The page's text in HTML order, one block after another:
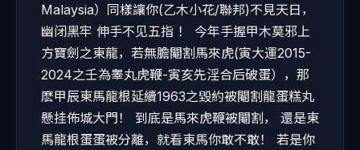
Malaysia）同樣讓你(乙木小花/聯邦)不見天日，
幽闭黑牢 伸手不见五指 ！ 今年手握甲木莫邪上
方寶劍之東龍，若無膽閹割馬來虎(寅大運2015-
2024之壬為睾丸虎鞭-寅亥先淫合后破蛋），那
麽甲辰東馬龍根延續1963之毀約被閹割龍蛋糕丸
懸挂佈城大門！ 到底是馬來虎鞭被閹割， 還是東
馬龍根蛋蛋被分離，就看東馬你敢不敢！ 若是你